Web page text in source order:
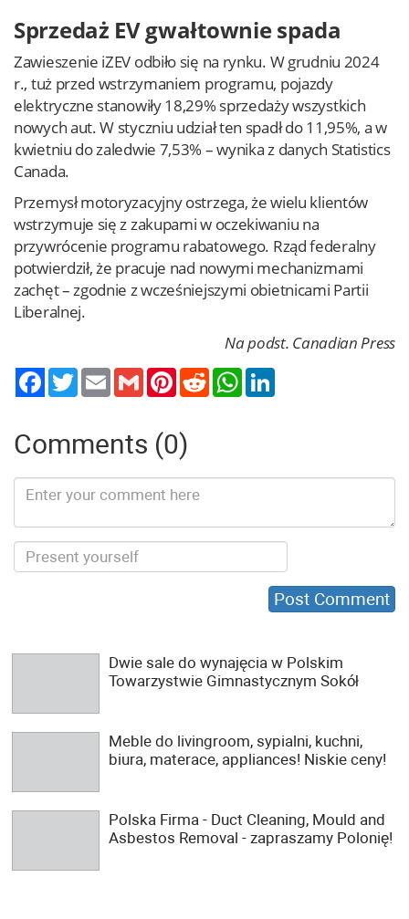
Sprzedaż EV gwałtownie spada
Zawieszenie iZEV odbiło się na rynku. W grudniu 2024
r., tuż przed wstrzymaniem programu, pojazdy
elektryczne stanowiły 18,29% sprzedaży wszystkich
nowych aut. W styczniu udział ten spadł do 11,95%, a w
kwietniu do zaledwie 7,53% – wynika z danych Statistics
Canada.
Przemysł motoryzacyjny ostrzega, że wielu klientów
wstrzymuje się z zakupami w oczekiwaniu na
przywrócenie programu rabatowego. Rząd federalny
potwierdził, że pracuje nad nowymi mechanizmami
zachęt – zgodnie z wcześniejszymi obietnicami Partii
Liberalnej.
Na podst. Canadian Press
TwitterEmail Gmail PinterestReddit WhatsApp
Comments (0)
Dwie sale do wynajęcia w Polskim
Towarzystwie Gimnastycznym Sokół
Meble do livingroom, sypialni, kuchni,
biura, materace, appliances! Niskie ceny!
Polska Firma - Duct Cleaning, Mould and
Asbestos Removal - zapraszamy Polonię!